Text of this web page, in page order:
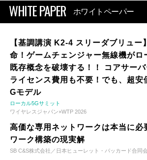
WHITE PAPER ホワイトペーパー
【基調講演 K2-4 スリーダブリュー
命！ゲームチェンジャー無線機がロ
既存概念を破壊する！！ コアサー
ライセンス費用も不要！でも、超
Gモデル
ローカル5Gサミット
ワイヤレスジャパン×WTP 2026
高価な専用ネットワークは本当に必
ワーク構築の現実解
SB C&S株式会社／日本ヒューレット・パッカード合同